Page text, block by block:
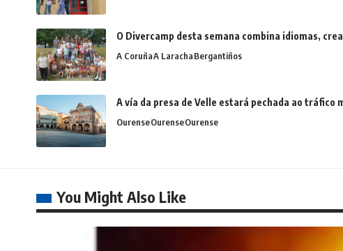
O Divercamp desta semana combina idiomas,
A CoruñaA LarachaBergantiños
A vía da presa de Velle estará pechada ao tráfico
OurenseOurenseOurense
You Might Also Like